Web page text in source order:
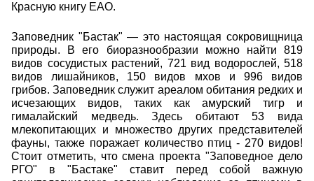
Красную книгу ЕАО.
Заповедник "Бастак" — это настоящая сокровищница
природы. В его биоразнообразии можно найти 819
видов сосудистых растений, 721 вид водорослей, 518
видов лишайников, 150 видов мхов и 996 видов
грибов. Заповедник служит ареалом обитания редких и
исчезающих видов, таких как амурский тигр и
гималайский медведь. Здесь обитают 53 вида
млекопитающих и множество других представителей
фауны, также поражает количество птиц - 270 видов!
Стоит отметить, что смена проекта "Заповедное дело
РГО" в "Бастаке" ставит перед собой важную